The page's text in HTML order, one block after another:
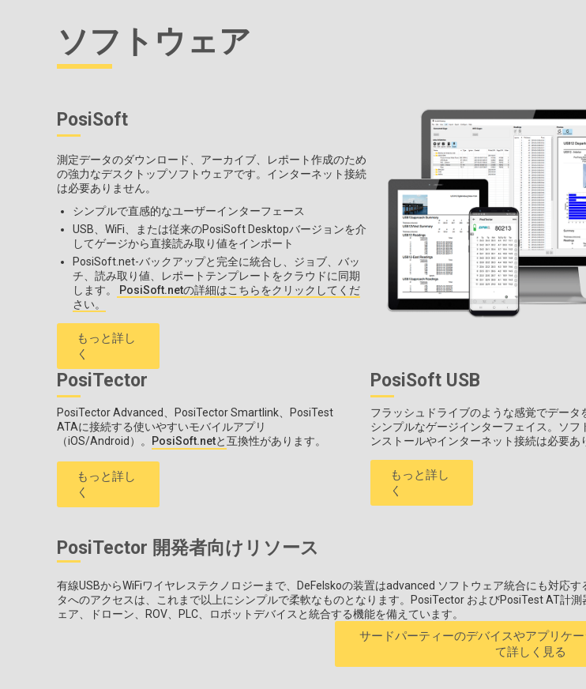
ソフトウェア
PosiSoft
測定データのダウンロード、アーカイブ、レポート作成のため
の強力なデスクトップソフトウェアです。インターネット接続
は必要ありません。
シンプルで直感的なユーザーインターフェース
USB、WiFi、または従来のPosiSoft Desktopバージョンを介
してゲージから直接読み取り値をインポート
PosiSoft.net-バックアップと完全に統合し、ジョブ、バッ
チ、読み取り値、レポートテンプレートをクラウドに同期
します。
PosiSoft.netの詳細はこちらをクリックしてくだ
さい。
もっと詳し
く
PosiTector
PosiTector Advanced、PosiTector Smartlink、PosiTest
ATAに接続する使いやすいモバイルアプリ
（iOS/Android）。
PosiSoft.netと互換性があります。
もっと詳し
く
PosiSoft USB
フラッシュドライブのような感覚でデータ
シンプルなゲージインターフェイス。ソフ
ンストールやインターネット接続は必要あ
もっと詳し
く
PosiTector 開発者向けリソース
有線USBからWiFiワイヤレステクノロジーまで、DeFelskoの装置はadvanced ソフトウェア統合にも対応
タへのアクセスは、これまで以上にシンプルで柔軟なものとなります。PosiTector およびPosiTest AT計
ェア、ドローン、ROV、PLC、ロボットデバイスと統合する機能を備えています。
サードパーティーのデバイスやアプリケ
て詳しく見る